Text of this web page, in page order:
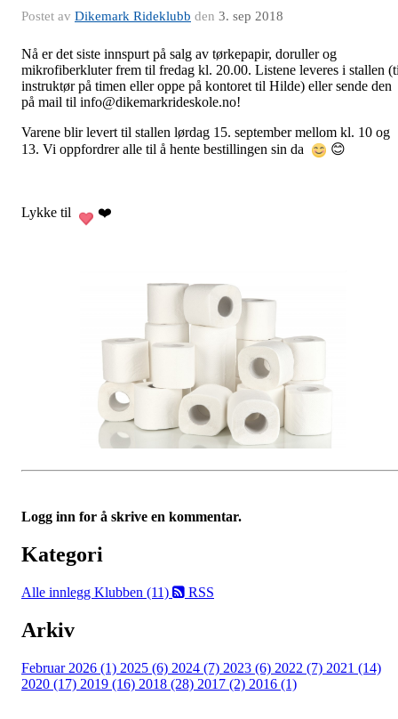
Postet av Dikemark Rideklubb den 3. sep 2018
Nå er det siste innspurt på salg av tørkepapir, doruller og
mikrofiberkluter frem til fredag kl. 20.00. Listene leveres i stallen
instruktør på timen eller oppe på kontoret til Hilde) eller sende den
på mail til info@dikemarkrideskole.no!
Varene blir levert til stallen lørdag 15. september mellom kl. 10 og
13. Vi oppfordrer alle til å hente bestillingen sin da
😊
Lykke til ❤️
Logg inn for å skrive en kommentar.
Kategori
Alle innlegg Klubben (11) RSS
Arkiv
Februar 2026 (1) 2025 (6) 2024 (7) 2023 (6) 2022 (7) 2021 (14)
2020 (17) 2019 (16) 2018 (28) 2017 (2) 2016 (1)